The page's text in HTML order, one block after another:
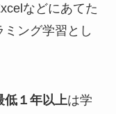
などにあてた
ング学習とし
低１年以上は学